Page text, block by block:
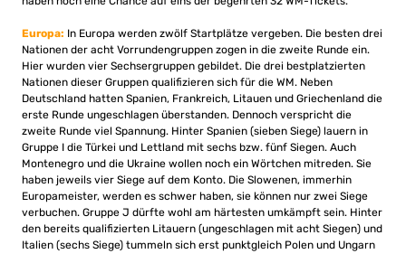
Europa: In Europa werden zwölf Startplätze vergeben. Die besten drei
Nationen der acht Vorrundengruppen zogen in die zweite Runde ein.
Hier wurden vier Sechsergruppen gebildet. Die drei bestplatzierten
Nationen dieser Gruppen qualifizieren sich für die WM. Neben
Deutschland hatten Spanien, Frankreich, Litauen und Griechenland die
erste Runde ungeschlagen überstanden. Dennoch verspricht die
zweite Runde viel Spannung. Hinter Spanien (sieben Siege) lauern in
Gruppe I die Türkei und Lettland mit sechs bzw. fünf Siegen. Auch
Montenegro und die Ukraine wollen noch ein Wörtchen mitreden. Sie
haben jeweils vier Siege auf dem Konto. Die Slowenen, immerhin
Europameister, werden es schwer haben, sie können nur zwei Siege
verbuchen. Gruppe J dürfte wohl am härtesten umkämpft sein. Hinter
den bereits qualifizierten Litauern (ungeschlagen mit acht Siegen) und
Italien (sechs Siege) tummeln sich erst punktgleich Polen und Ungarn